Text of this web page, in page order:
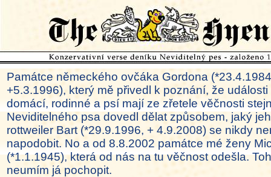
Památce německého ovčáka Gordona
+5.3.1996), který mě přivedl k poznání, že
domácí, rodinné a psí mají ze zřetele věčnosti
Neviditelného psa dovedl dělat způsobem, jaký
rottweiler Bart (*29.9.1996, + 4.9.2008) se nikdy
napodobit. No a od 8.8.2002 památce mé ženy
(*1.1.1945), která od nás na tu věčnost odešla.
neumím já pochopit.